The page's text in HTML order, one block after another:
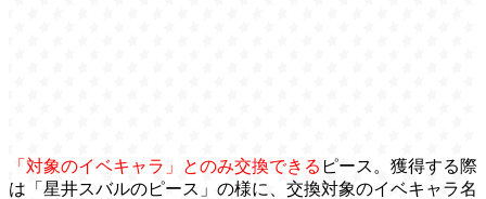
「対象のイベキャラ」とのみ交換できる ピース。獲得する際
は「星井スバルのピース」の様に、交換対象のイベキャラ名